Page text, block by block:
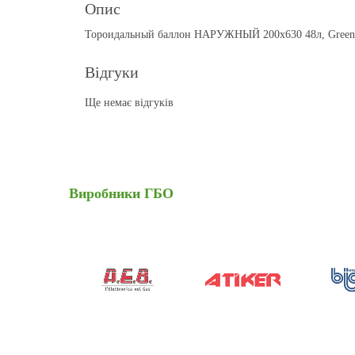
Опис
Тороидальный баллон НАРУЖНЫЙ 200х630 48л, Green
Відгуки
Ще немає відгуків
Виробники ГБО